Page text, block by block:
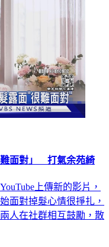
難面對」 打氣余苑綺
上傳新的影片，
面對掉髮心情很掙扎，
人在社群相互鼓勵，散